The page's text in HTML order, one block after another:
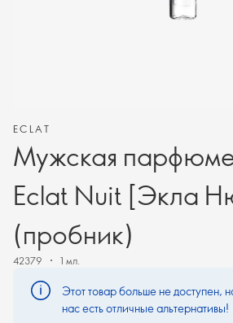
ECLAT
Мужская
Eclat Nuit [Экла
(пробник)
42379 1 мл.
Этот товар больше не доступен,
нас есть отличные альтернативы!